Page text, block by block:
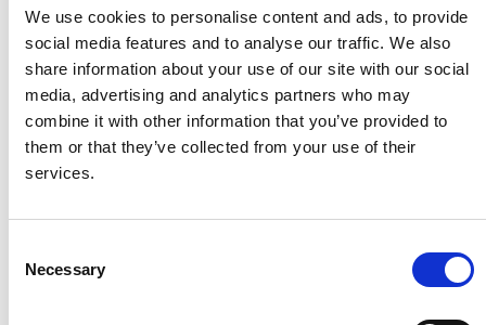
We use cookies to personalise content and ads, to provide
social media features and to analyse our traffic. We also
share information about your use of our site with our social
media, advertising and analytics partners who may
combine it with other information that you’ve provided to
them or that they’ve collected from your use of their
services.
Selection
Necessary
6 srpna 2026
Přehled Ekonomika